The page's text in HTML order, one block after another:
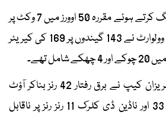
فاتح سائیڈ نے پہلے بیٹنگ کرتے ہوئے مقررہ 50 اوورز میں 7 وکٹ پر
319 رنز بنائے۔ کپتان لورا وولوارٹ نے 143 گیندوں پر 169 کی کیریئر
تھے۔
تزمین برٹس نے 45 اور مریزان کیپ نے برق رفتار 42 رنز بناکر آؤٹ
ہوئیں جبکہ شول ٹائرون 33 اور ناڈین ڈی کلرک 11 رنز رنز پر ناقابل